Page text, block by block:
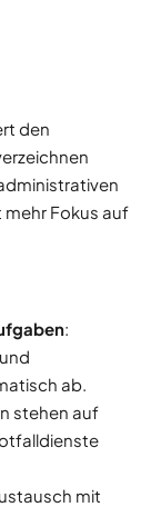
den
mehr Fokus auf
:
ab.
stehen auf
mit